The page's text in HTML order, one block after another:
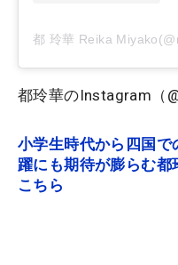
都玲華のInstagram（
小学生時代から四国
躍にも期待が膨らむ
こちら